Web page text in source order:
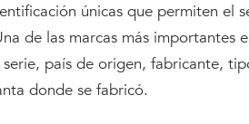
únicas que permiten el
de las marcas más importantes
país de origen, fabricante,
donde se fabricó.